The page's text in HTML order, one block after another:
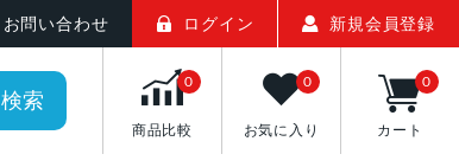
お問い合わせ ログイン 新規会員登録
検索
商品比較
0
お気に入り
0
カート
0